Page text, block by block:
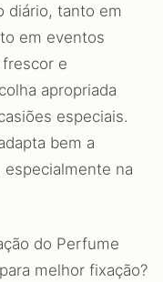
diário, tanto em
em eventos
e
apropriada
especiais.
bem a
na
do Perfume
melhor fixação?